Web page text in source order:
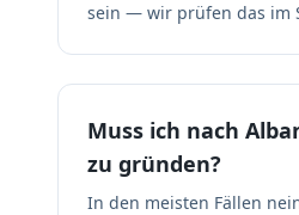
sein — wir prüfen das im
Muss ich nach
zu gründen?
In den meisten Fällen